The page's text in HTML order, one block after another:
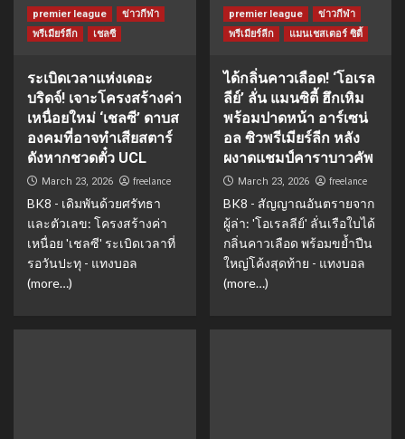
premier league
ข่าวกีฬา
พรีเมียร์ลีก
เชลซี
ระเบิดเวลาแห่งเดอะ
บริดจ์! เจาะโครงสร้างค่า
เหนื่อยใหม่ ‘เชลซี’ ดาบส
องคมที่อาจทำเสียสตาร์
ดังหากชวดตั๋ว UCL
March 23, 2026 freelance
BK8 - เดิมพันด้วยศรัทธา
และตัวเลข: โครงสร้างค่า
เหนื่อย 'เชลซี' ระเบิดเวลาที่
รอวันปะทุ - แทงบอล
(more…)
premier league
ข่าวกีฬา
พรีเมียร์ลีก
แมนเชสเตอร์ ซิตี้
ได้กลิ่นคาวเลือด! ‘โอเรล
ลีย์’ ลั่น แมนซิตี้ ฮึกเหิม
พร้อมปาดหน้า อาร์เซน่
อล ซิวพรีเมียร์ลีก หลัง
ผงาดแชมป์คาราบาวคัพ
March 23, 2026 freelance
BK8 - สัญญาณอันตรายจาก
ผู้ล่า: 'โอเรลลีย์' ลั่นเรือใบได้
กลิ่นคาวเลือด พร้อมขย้ำปืน
ใหญ่โค้งสุดท้าย - แทงบอล
(more…)